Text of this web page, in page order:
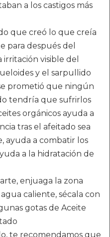
a los castigos más
que creó lo que creía
para después del
visible del
y el sarpullido
prometió que ningún
tendría que sufrirlos
orgánicos ayuda a
tras el afeitado sea
ayuda a combatir los
a la hidratación de
enjuaga la zona
caliente, sécala con
gotas de Aceite
te recomendamos que